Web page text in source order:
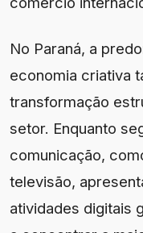
No Paraná, a
economia criativa
transformação
setor. Enquanto
comunicação,
televisão,
atividades digitais